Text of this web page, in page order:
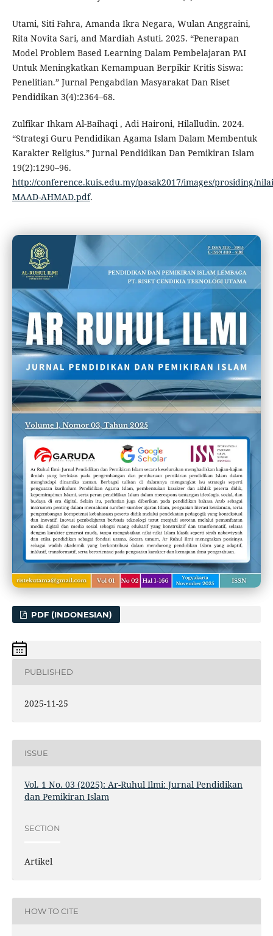
Utami, Siti Fahra, Amanda Ikra Negara, Wulan Anggraini,
Rita Novita Sari, and Mardiah Astuti. 2025. “Penerapan
Model Problem Based Learning Dalam Pembelajaran PAI
Untuk Meningkatkan Kemampuan Berpikir Kritis Siswa:
Penelitian.” Jurnal Pengabdian Masyarakat Dan Riset
Pendidikan 3(4):2364–68.
Zulfikar Ihkam Al-Baihaqi , Adi Haironi, Hilalludin. 2024.
“Strategi Guru Pendidikan Agama Islam Dalam Membentuk
Karakter Religius.” Jurnal Pendidikan Dan Pemikiran Islam
19(2):1290–96.
http://conference.kuis.edu.my/pasak2017/images/prosiding/
MAAD-AHMAD.pdf.
PDF (INDONESIAN)
PUBLISHED
2025-11-25
ISSUE
Vol. 1 No. 03 (2025): Ar-Ruhul Ilmi: Jurnal Pendidikan
dan Pemikiran Islam
SECTION
Artikel
HOW TO CITE